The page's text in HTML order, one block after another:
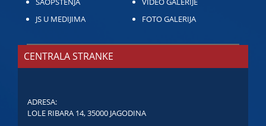
JS U MEDIJIMA
FOTO GALERIJA
CENTRALA STRANKE
ADRESA:
LOLE RIBARA 14, 35000 JAGODINA